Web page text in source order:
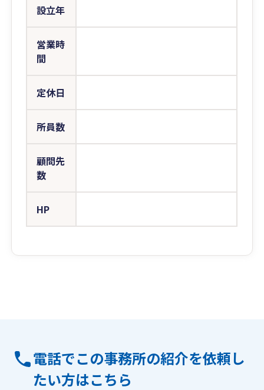
設立年
営業時
間
定休日
所員数
顧問先
数
HP
電話でこの事務所の紹介を依頼し
たい方はこちら